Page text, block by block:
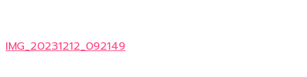
IMG_20231212_092149